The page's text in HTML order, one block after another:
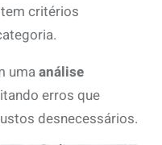
critérios
umaanálise
erros que
desnecessários.